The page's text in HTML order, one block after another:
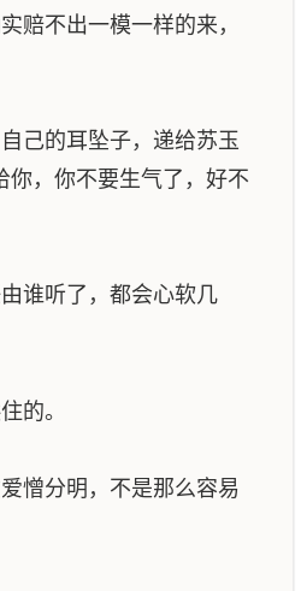
赔不出一模一样的来，
己的耳坠子，递给苏玉
你，你不要生气了，好不
谁听了，都会心软几
的。
憎分明，不是那么容易